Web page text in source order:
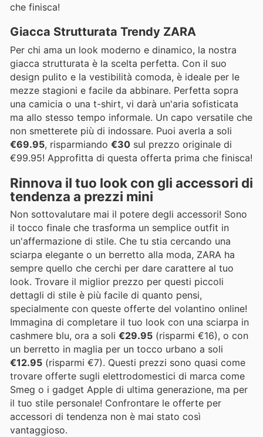
che finisca!
Giacca Strutturata Trendy ZARA
Per chi ama un look moderno e dinamico, la nostra
giacca strutturata è la scelta perfetta. Con il suo
design pulito e la vestibilità comoda, è ideale per le
mezze stagioni e facile da abbinare. Perfetta sopra
una camicia o una t-shirt, vi darà un'aria sofisticata
ma allo stesso tempo informale. Un capo versatile che
non smetterete più di indossare. Puoi averla a soli
€69.95, risparmiando €30 sul prezzo originale di
€99.95! Approfitta di questa offerta prima che finisca!
Rinnova il tuo look con gli accessori di
tendenza a prezzi mini
Non sottovalutare mai il potere degli accessori! Sono
il tocco finale che trasforma un semplice outfit in
un'affermazione di stile. Che tu stia cercando una
sciarpa elegante o un berretto alla moda, ZARA ha
sempre quello che cerchi per dare carattere al tuo
look. Trovare il miglior prezzo per questi piccoli
dettagli di stile è più facile di quanto pensi,
specialmente con queste offerte del volantino online!
Immagina di completare il tuo look con una sciarpa in
cashmere blu, ora a soli €29.95 (risparmi €16), o con
un berretto in maglia per un tocco urbano a soli
€12.95 (risparmi €7). Questi prezzi sono quasi come
trovare offerte sugli elettrodomestici di marca come
Smeg o i gadget Apple di ultima generazione, ma per
il tuo stile personale! Confrontare le offerte per
accessori di tendenza non è mai stato così
vantaggioso.